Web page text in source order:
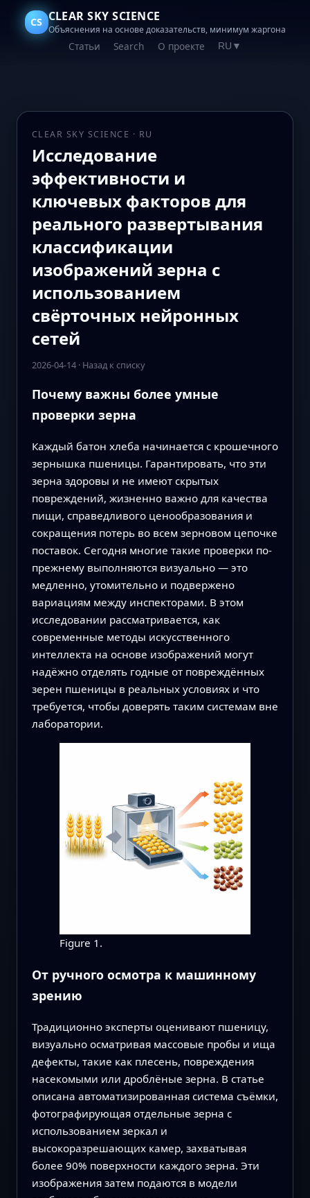
CS CLEAR SKY SCIENCE
Объяснения на основе доказательств, минимум жаргона
Статьи Search О проекте RU ▼
CLEAR SKY SCIENCE · RU
Исследование
эффективности и
ключевых факторов для
реального развертывания
классификации
изображений зерна с
использованием
свёрточных нейронных
сетей
2026-04-14· Назад к списку
Почему важны более умные
проверки зерна
Каждый батон хлеба начинается с крошечного
зернышка пшеницы. Гарантировать, что эти
зерна здоровы и не имеют скрытых
повреждений, жизненно важно для качества
пищи, справедливого ценообразования и
сокращения потерь во всем зерновом цепочке
поставок. Сегодня многие такие проверки по-
прежнему выполняются визуально — это
медленно, утомительно и подвержено
вариациям между инспекторами. В этом
исследовании рассматривается, как
современные методы искусственного
интеллекта на основе изображений могут
надёжно отделять годные от повреждённых
зерен пшеницы в реальных условиях и что
требуется, чтобы доверять таким системам вне
лаборатории.
Figure 1.
От ручного осмотра к машинному
зрению
Традиционно эксперты оценивают пшеницу,
визуально осматривая массовые пробы и ища
дефекты, такие как плесень, повреждения
насекомыми или дроблёные зерна. В статье
описана автоматизированная система съёмки,
фотографирующая отдельные зерна с
использованием зеркал и
высокоразрешающих камер, захватывая
более 90% поверхности каждого зерна. Эти
изображения затем подаются в модели